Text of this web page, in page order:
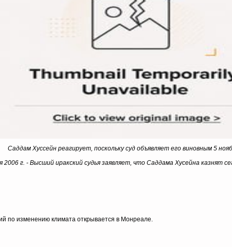
Саддам Хуссейн реагирует, поскольку суд объявляет его виновным 5
2006 г. - Высший иракский судья заявляет, что Саддама Хусейна казнят
по изменению климата открывается в Монреале.